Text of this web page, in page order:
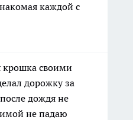
каждой с
крошка своими
дорожку за
дождя не
не падаю